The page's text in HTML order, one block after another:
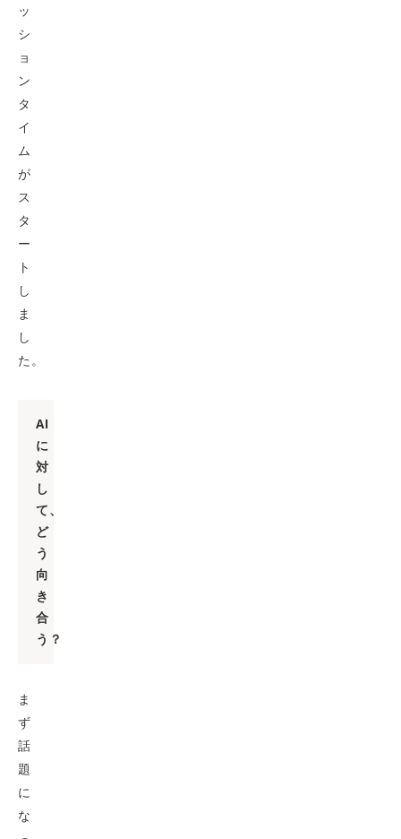
ッ
シ
ョ
ン
タ
イ
ム
が
ス
タ
ー
ト
し
ま
し
た。
AI
に
対
し
て、
ど
う
向
き
合
う？
ま
ず
話
題
に
な